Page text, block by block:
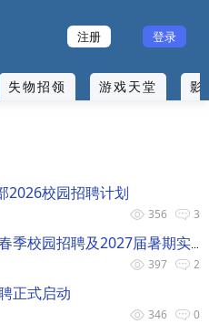
注册 登录
失物招领 游戏天堂 影
2026校园招聘计划
3
356
2
397
正式启动
0
346